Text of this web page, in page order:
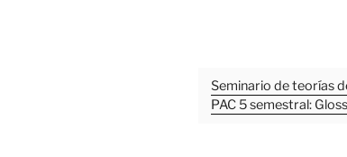
Seminario de teorías
PAC 5 semestral: